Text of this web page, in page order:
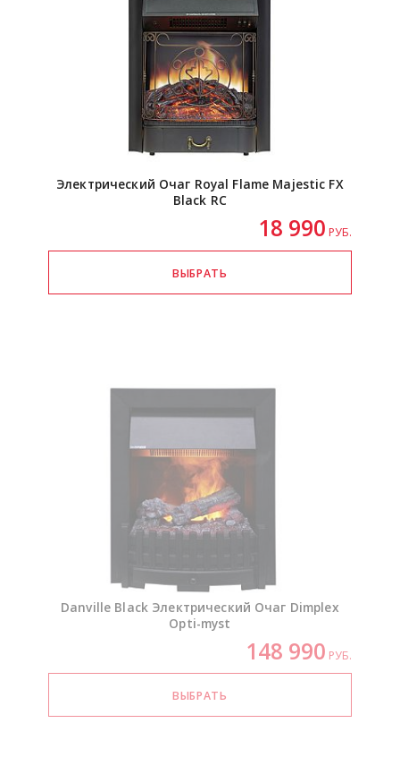
Электрический Очаг Royal Flame Majestic FX
Black RC
18 990 РУБ.
Danville Black Электрический Очаг Dimplex
Opti-myst
148 990 РУБ.